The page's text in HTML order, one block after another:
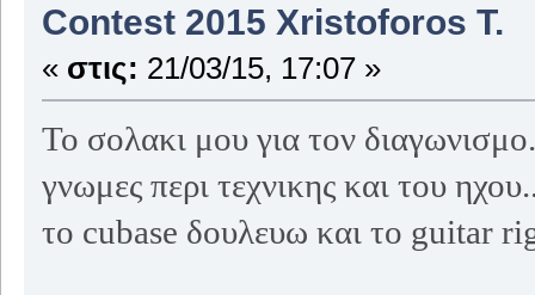
Contest 2015 Xristoforos T.
« στις: 21/03/15, 17:07 »
Το σολακι μου για τον
γνωμες περι τεχνικης και του
το cubase δουλευω και το guitar